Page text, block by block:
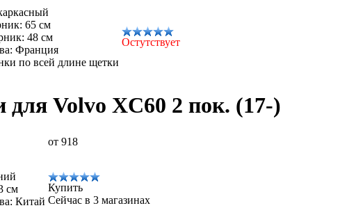
65 см
48 см
Франция
по всей длине щетки
Остутствует
для Volvo XC60 2 пок. (17-)
от 918
см
Китай
Купить
Сейчас в 3 магазинах